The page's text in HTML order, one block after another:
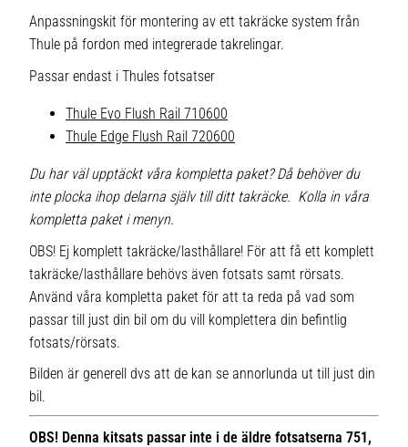
Anpassningskit för montering av ett takräcke system från
Thule på fordon med integrerade takrelingar.
Passar endast i Thules fotsatser
Thule Evo Flush Rail 710600
Thule Edge Flush Rail 720600
Du har väl upptäckt våra kompletta paket? Då behöver du
inte plocka ihop delarna själv till ditt takräcke. Kolla in våra
kompletta paket i menyn.
OBS! Ej komplett takräcke/lasthållare! För att få ett komplett
takräcke/lasthållare behövs även fotsats samt rörsats.
Använd våra kompletta paket för att ta reda på vad som
passar till just din bil om du vill komplettera din befintlig
fotsats/rörsats.
Bilden är generell dvs att de kan se annorlunda ut till just din
bil.
OBS! Denna kitsats passar inte i de äldre fotsatserna 751,